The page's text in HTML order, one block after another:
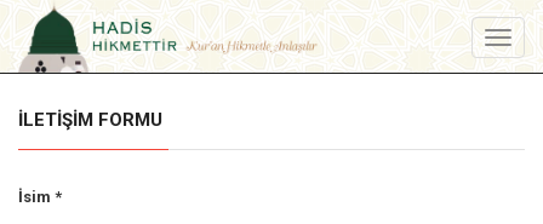
Menu
İLETIŞIM FORMU
İsim *